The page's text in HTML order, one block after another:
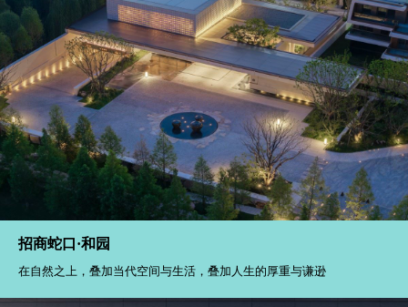
招商蛇口·和园
在自然之上，叠加当代空间与生活，叠加人生的厚重与谦逊